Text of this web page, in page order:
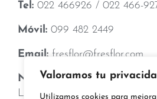
Valoramos tu
Utilizamos cookies para
Tel: 022 466926 / 022 466-
Móvil: 099 482 2449
Email: fresflor@fresflor.com
Nuestro Horario:
Lunes a Viernes: 08H30 a